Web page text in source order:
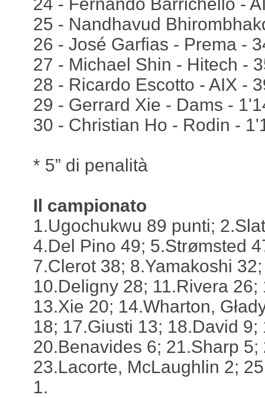
24 - Fernando Barrichello -
25 - Nandhavud
26 - José Garfias - Prema -
27 - Michael Shin - Hitech -
28 - Ricardo Escotto - AIX -
29 - Gerrard Xie - Dams -
30 - Christian Ho - Rodin -
* 5” di penalità
Il campionato
1.Ugochukwu 89 punti;
4.Del Pino 49; 5.Strømsted
7.Clerot 38; 8.Yamakoshi
10.Deligny 28; 11.Rivera
13.Xie 20; 14.Wharton,
18; 17.Giusti 13; 18.David 9;
20.Benavides 6; 21.Sharp 5;
23.Lacorte, McLaughlin 2;
1.